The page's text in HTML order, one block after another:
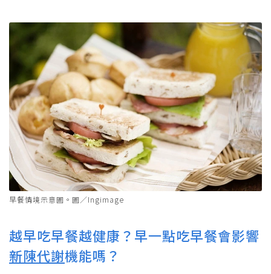
早餐情境示意圖。圖／Ingimage
越早吃早餐越健康？早一點吃早餐會影響
新陳代謝機能嗎？